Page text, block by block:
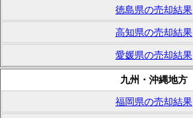
徳島県の売却結果
高知県の売却結果
愛媛県の売却結果
九州・沖縄地方
福岡県の売却結果